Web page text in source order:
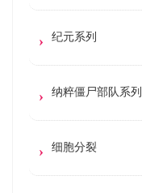
纪元系列
纳粹僵尸部队系列
细胞分裂